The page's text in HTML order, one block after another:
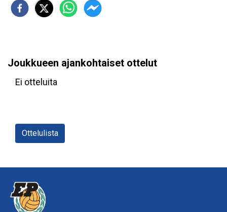
Joukkueen ajankohtaiset ottelut
Ei otteluita
Ottelulista